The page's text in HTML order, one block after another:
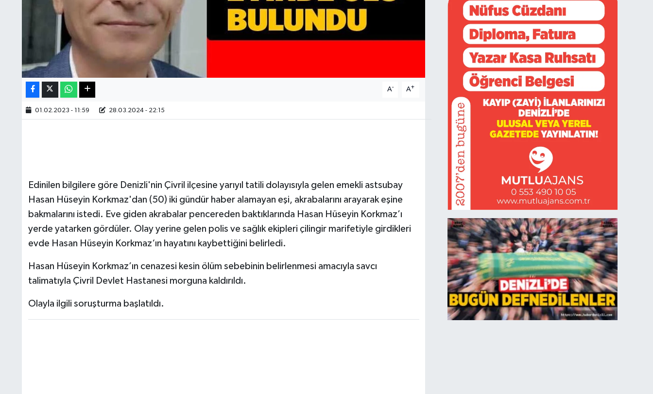
A- A+
01.02.2023 - 11:59 28.03.2024 - 22:15
Edinilen bilgilere göre Denizli'nin Çivril ilçesine yarıyıl tatili dolayısıyla gelen emekli astsubay
Hasan Hüseyin Korkmaz'dan (50) iki gündür haber alamayan eşi, akrabalarını arayarak eşine
bakmalarını istedi. Eve giden akrabalar pencereden baktıklarında Hasan Hüseyin Korkmaz’ı
yerde yatarken gördüler. Olay yerine gelen polis ve sağlık ekipleri çilingir marifetiyle girdikleri
evde Hasan Hüseyin Korkmaz‘ın hayatını kaybettiğini belirledi.
Hasan Hüseyin Korkmaz’ın cenazesi kesin ölüm sebebinin belirlenmesi amacıyla savcı
talimatıyla Çivril Devlet Hastanesi morguna kaldırıldı.
Olayla ilgili soruşturma başlatıldı.